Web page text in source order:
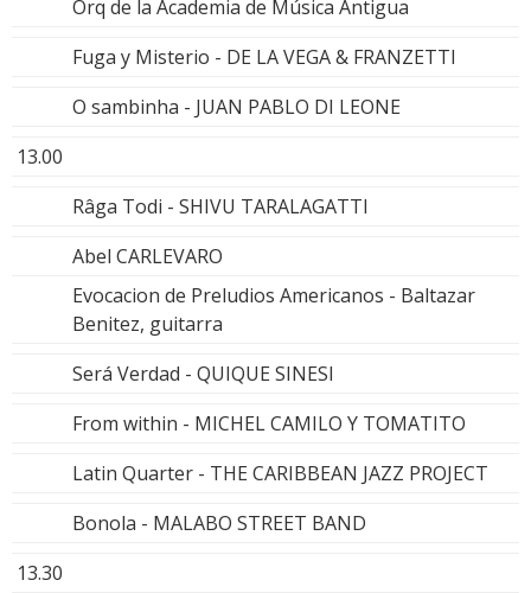
Orq de la Academia de Música Antigua
Fuga y Misterio - DE LA VEGA & FRANZETTI
O sambinha - JUAN PABLO DI LEONE
13.00
Râga Todi - SHIVU TARALAGATTI
Abel CARLEVARO
Evocacion de Preludios Americanos - Baltazar
Benitez, guitarra
Será Verdad - QUIQUE SINESI
From within - MICHEL CAMILO Y TOMATITO
Latin Quarter - THE CARIBBEAN JAZZ PROJECT
Bonola - MALABO STREET BAND
13.30